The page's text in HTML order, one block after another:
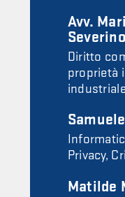
Avv.
Severino
Diritto
proprietà
Privacy,
Matilde